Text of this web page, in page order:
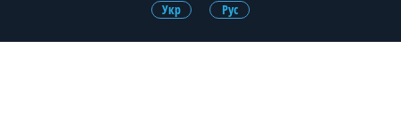
Укр
Рус